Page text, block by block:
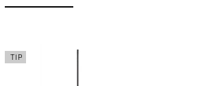
TIP